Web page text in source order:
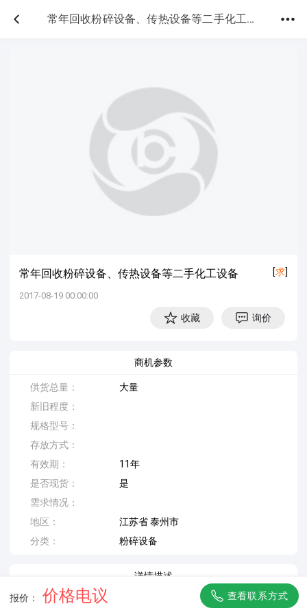
常年回收粉碎设备、传热设备等二手化工设备
常年回收粉碎设备、传热设备等二手化工设备 [求]
2017-08-19 00:00:00
收藏 询价
商机参数
供货总量：
大量
新旧程度：
规格型号：
存放方式：
有效期：
11年
是否现货：
是
需求情况：
地区：
江苏省 泰州市
分类：
粉碎设备
详情描述
回收二手化工设备，欢迎来电咨询！
报价： 价格电议 查看联系方式